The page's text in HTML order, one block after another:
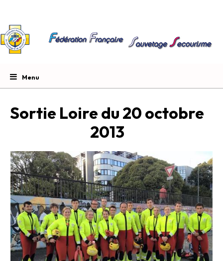
Sortie Loire du 20 octobre
2013